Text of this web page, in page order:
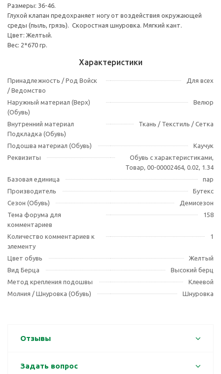
Размеры: 36-46.
Глухой клапан предохраняет ногу от воздействия окружающей
среды (пыль, грязь). Скоростная шнуровка. Мягкий кант.
Цвет: Желтый.
Вес: 2*670 гр.
Характеристики
Принадлежность / Род Войск
/ Ведомство
Для всех
Наружный материал (Верх)
(Обувь)
Велюр
Внутренний материал
Подкладка (Обувь)
Ткань / Текстиль / Сетка
Подошва материал (Обувь)
Каучук
Реквизиты
Обувь с характеристиками,
Товар, 00-00002464, 0.02, 1.34
Базовая единица
пар
Производитель
Бутекс
Сезон (Обувь)
Демисезон
Тема форума для
комментариев
158
Количество комментариев к
элементу
1
Цвет обувь
Желтый
Вид Берца
Высокий берц
Метод крепления подошвы
Клеевой
Молния / Шнуровка (Обувь)
Шнуровка
Отзывы
Задать вопрос